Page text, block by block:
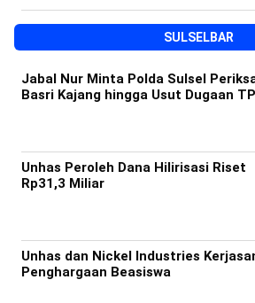
SULSELBAR
Jabal Nur Minta Polda Sulsel
Basri Kajang hingga Usut Dugaan
Unhas Peroleh Dana Hilirisasi Riset
Rp31,3 Miliar
Unhas dan Nickel Industries
Penghargaan Beasiswa